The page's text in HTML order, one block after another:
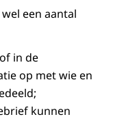
een aantal
in de
op met wie en
kunnen